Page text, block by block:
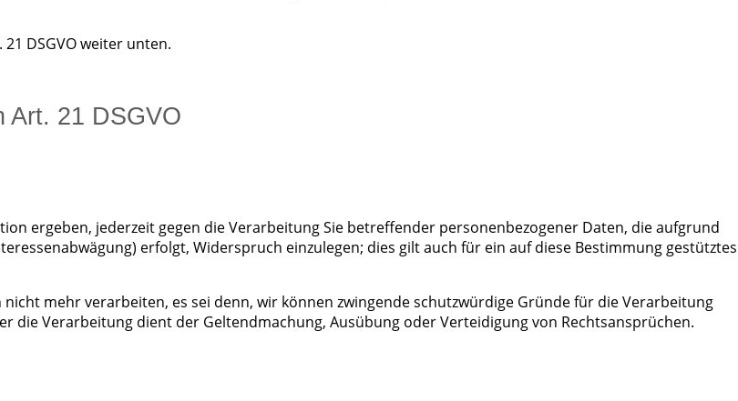
DSGVO weiter unten.
Art. 21 DSGVO
ergeben, jederzeit gegen die Verarbeitung Sie betreffender personenbezogener Daten, die aufgrund
erfolgt, Widerspruch einzulegen; dies gilt auch für ein auf diese Bestimmung gestütztes
mehr verarbeiten, es sei denn, wir können zwingende schutzwürdige Gründe für die Verarbeitung
die Verarbeitung dient der Geltendmachung, Ausübung oder Verteidigung von Rechtsansprüchen.